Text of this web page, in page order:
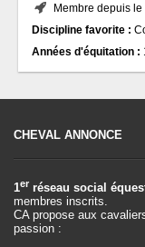
Membre depuis
Discipline favorite :
Années d'équitation :
CHEVAL ANNONCE
1er réseau social
membres inscrits.
CA propose aux
passion :